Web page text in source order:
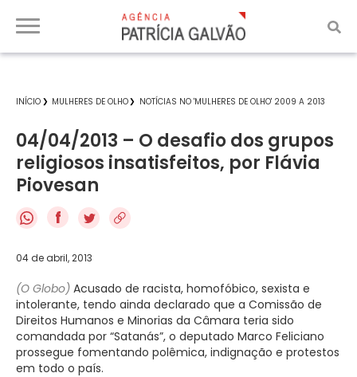
INÍCIO MULHERES DE OLHO NOTÍCIAS NO 'MULHERES DE OLHO' 2009 A 2013
04/04/2013 – O desafio dos grupos
religiosos insatisfeitos, por Flávia
Piovesan
f
04 de abril, 2013
(O Globo) Acusado de racista, homofóbico, sexista e
intolerante, tendo ainda declarado que a Comissão de
Direitos Humanos e Minorias da Câmara teria sido
comandada por “Satanás”, o deputado Marco Feliciano
prossegue fomentando polêmica, indignação e protestos
em todo o país.